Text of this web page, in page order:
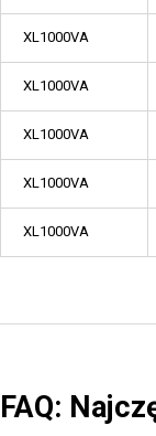
XL1000VA
XL1000VA
XL1000VA
XL1000VA
XL1000VA
FAQ: